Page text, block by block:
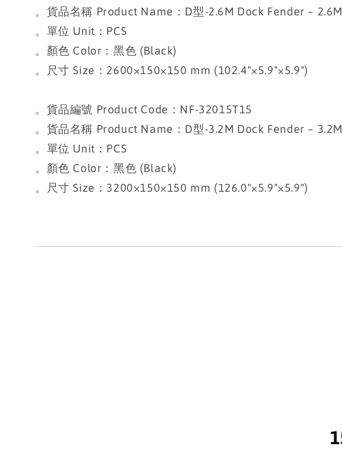
。貨品名稱 Product Name：D型-2.6M Dock Fender – 2.6M
。單位 Unit：PCS
。顏色 Color：黑色 (Black)
。尺寸 Size：2600×150×150 mm (102.4"×5.9"×5.9")
。貨品編號 Product Code：NF-32015T15
。貨品名稱 Product Name：D型-3.2M Dock Fender – 3.2M
。單位 Unit：PCS
。顏色 Color：黑色 (Black)
。尺寸 Size：3200×150×150 mm (126.0"×5.9"×5.9")